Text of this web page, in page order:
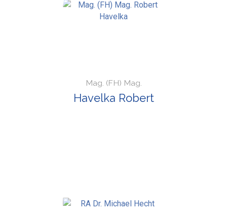
Mag. (FH) Mag.
Havelka Robert